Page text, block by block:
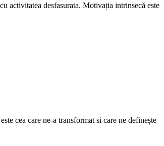
activitatea desfasurata. Motivația intrinsecă este
cea care ne-a transformat si care ne definește